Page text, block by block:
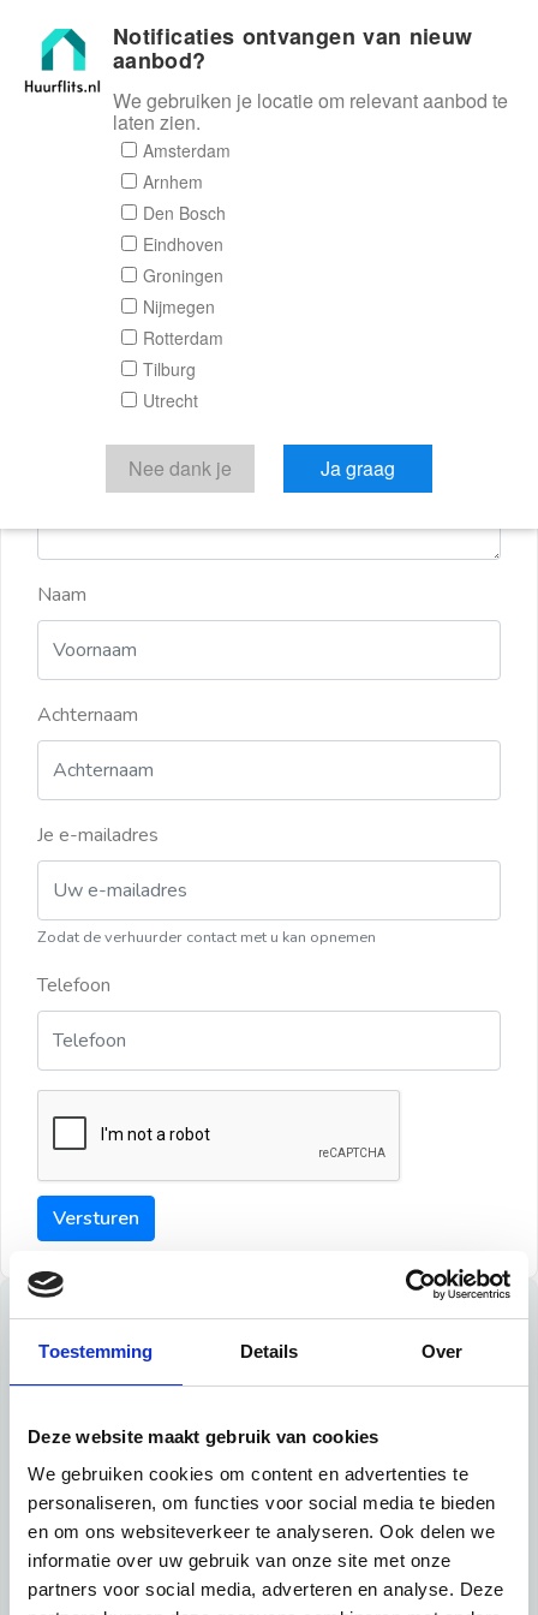
Toestemming Details Over
Deze website maakt gebruik van cookies
We gebruiken cookies om content en advertenties te
personaliseren, om functies voor social media te bieden
en om ons websiteverkeer te analyseren. Ook delen we
informatie over uw gebruik van onze site met onze
partners voor social media, adverteren en analyse. Deze
Huurflits
Reactieformulier
Huurflits
Verstuur je bericht
Door een bericht te sturen kom je in contact met de
aanbieder of makelaar van de woning.
Naam
Achternaam
Je e-mailadres
Zodat de verhuurder contact met u kan opnemen
Telefoon
Versturen
Tips
Tip 1:
Schrijf een duidelijke introductie en geef de volgende
informatie mee:
Ben je student, werkachtig of werkzoekend
Notificaties ontvangen van nieuw
aanbod?
We gebruiken je locatie om relevant aanbod te
laten zien.
Amsterdam
Arnhem
Den Bosch
Eindhoven
Groningen
Nijmegen
Rotterdam
Tilburg
Utrecht
Nee dank je Ja graag